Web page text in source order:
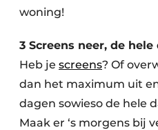
woning!
3 Screens neer, de hele
Heb je screens? Of
dan het maximum uit
dagen sowieso de hele
Maak er ‘s morgens bij